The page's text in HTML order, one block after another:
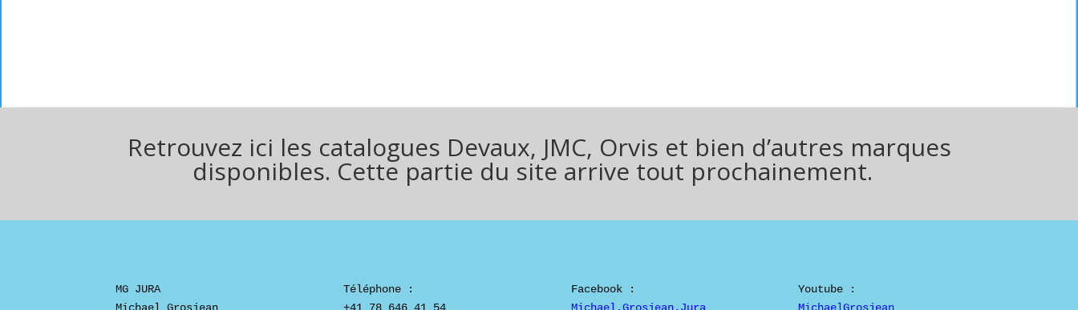
Retrouvez ici les catalogues Devaux, JMC, Orvis et bien d’autres marques
disponibles. Cette partie du site arrive tout prochainement.
MG JURA
Michael Grosjean
Téléphone :
+41 78 646 41 54
MichaelGrosjean